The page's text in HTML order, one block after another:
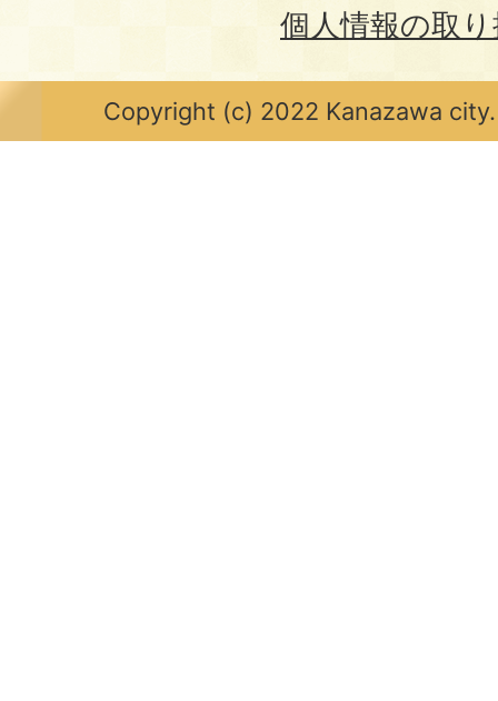
個人情報の取
Copyright (c) 2022 Kanazawa